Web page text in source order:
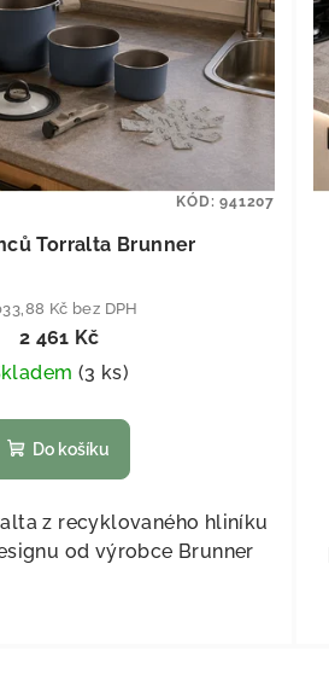
Torralta Brunner
Kč bez DPH
2 461 Kč
(3 ks)
Do košíku
z recyklovaného hliníku
od výrobce Brunner
KÓD:941207